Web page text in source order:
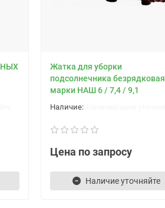
Жатка для уборки
подсолнечника безрядковая
марки НАШ 6 / 7,4 / 9,1
Цена по запросу
Наличие уточняйте